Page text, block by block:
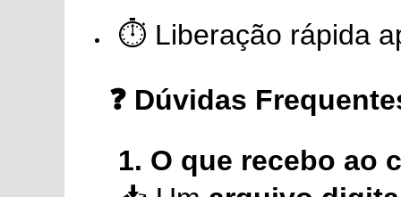
⏱️ Liberação rápida
❓ Dúvidas
1. O que recebo ao